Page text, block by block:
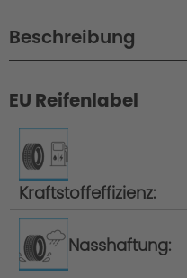
Beschreibung
Wheels
EU Reifenlabel
Kraftstoffeffizienz:
Nasshaftung: